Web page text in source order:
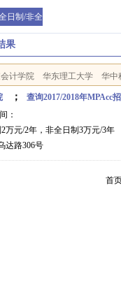
日制/非全
果
计学院 华东理工大学 华中
； 查询2017/2018年MPAcc
：
万元/2年，非全日制3万元/3
达路306号
首